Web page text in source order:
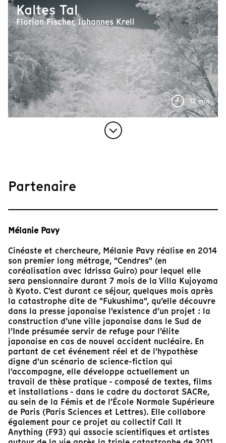
Kaltes Tal
Florian Fischer, Johannes Krell
12 min
Partenaire
Mélanie Pavy
Cinéaste et chercheure, Mélanie Pavy réalise en 2014
son premier long métrage, "Cendres" (en
coréalisation avec Idrissa Guiro) pour lequel elle
sera pensionnaire durant 7 mois de la Villa Kujoyama
à Kyoto. C'est durant ce séjour, quelques mois après
la catastrophe dite de "Fukushima", qu’elle découvre
dans la presse japonaise l'existence d’un projet : la
construction d’une ville japonaise dans le Sud de
l’Inde présumée servir de refuge pour l’élite
japonaise en cas de nouvel accident nucléaire. En
partant de cet événement réel et de l'hypothèse
digne d'un scénario de science-fiction qui
l'accompagne, elle développe actuellement un
travail de thèse pratique - composé de textes, films
et installations - dans le cadre du doctorat SACRe,
au sein de la Fémis et de l’École Normale Supérieure
de Paris (Paris Sciences et Lettres). Elle collabore
également pour ce projet au collectif Call It
Anything (F93) qui associe scientifiques et artistes